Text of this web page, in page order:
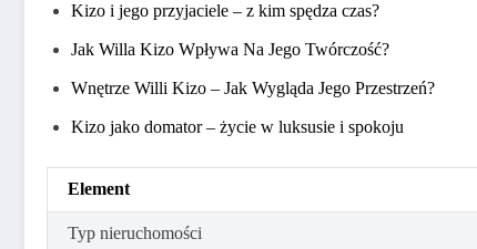
Kizo i jego przyjaciele – z kim spędza czas?
Jak Willa Kizo Wpływa Na Jego Twórczość?
Wnętrze Willi Kizo – Jak Wygląda Jego Przestrzeń?
Kizo jako domator – życie w luksusie i spokoju
Element
Typ nieruchomości